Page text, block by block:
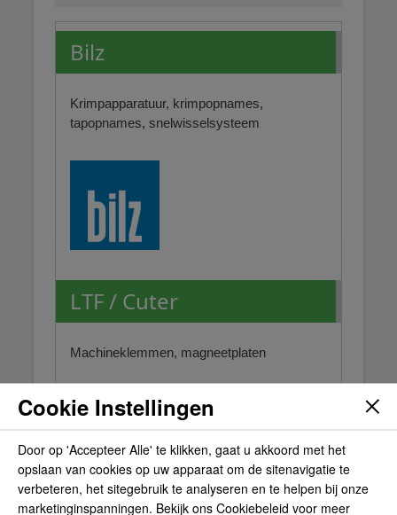
Bilz
Krimpapparatuur, krimpopnames,
tapopnames, snelwisselsysteem
LTF / Cuter
Machineklemmen, magneetplaten
Cookie Instellingen
Door op 'Accepteer Alle' te klikken, gaat u akkoord met het
opslaan van cookies op uw apparaat om de sitenavigatie te
verbeteren, het sitegebruik te analyseren en te helpen bij onze
marketinginspanningen. Bekijk ons Cookiebeleid voor meer